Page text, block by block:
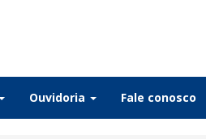
Ouvidoria Fale conosco